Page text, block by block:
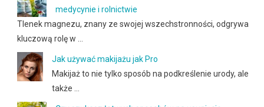
medycynie i rolnictwie
Tlenek magnezu, znany ze swojej wszechstronności, odgrywa
kluczową rolę w …
Jak używać makijażu jak Pro
Makijaż to nie tylko sposób na podkreślenie urody, ale
także …